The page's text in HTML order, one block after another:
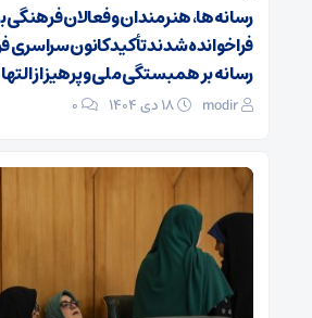
رسانه‌ها، هنرمندان و فعالان فرهنگی
فراخوانده شدند تأکید کانون سراسری
رسانه بر همبستگی ملی و پرهیز از
modir
0